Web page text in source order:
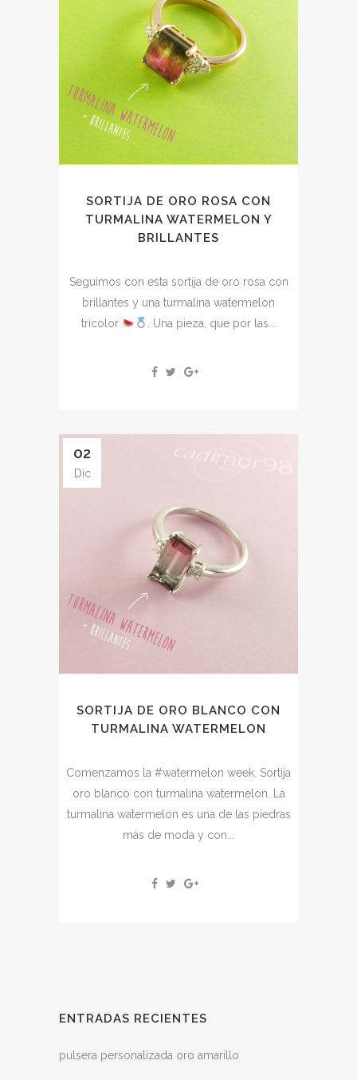
SORTIJA DE ORO ROSA CON
TURMALINA WATERMELON Y
BRILLANTES
Seguimos con esta sortija de oro rosa con
brillantes y una turmalina watermelon
tricolor
. Una pieza, que por las...
02
Dic
SORTIJA DE ORO BLANCO CON
TURMALINA WATERMELON
Comenzamos la #watermelon week. Sortija
oro blanco con turmalina watermelon. La
turmalina watermelon es una de las piedras
más de moda y con...
ENTRADAS RECIENTES
pulsera personalizada oro amarillo